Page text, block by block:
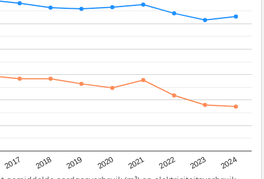
2017 2018 2019 2020 2021 2022 2023 2024